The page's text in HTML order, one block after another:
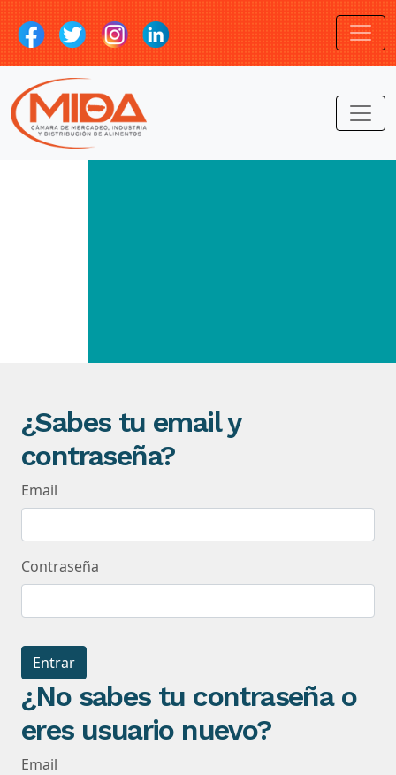
¿Sabes tu email y
contraseña?
Email
Contraseña
Entrar
¿No sabes tu contraseña o
eres usuario nuevo?
Email